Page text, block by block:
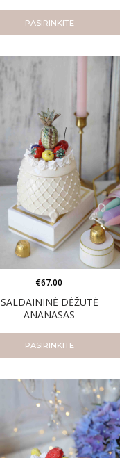
PASIRINKITE
SALDAININĖ DĖŽUTĖ
ANANASAS
€67.00
PASIRINKITE